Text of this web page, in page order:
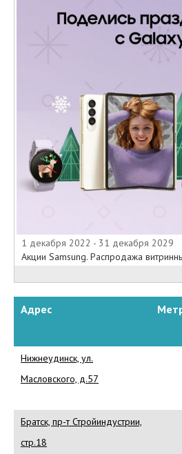
1 декабря 2022 - 31 декабря 2029
Акции Samsung. Распродажа
Адрес
Нижнеудинск, ул.
Масловского, д.57
Братск, пр-т Стройиндустрии,
стр.18